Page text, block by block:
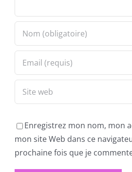
Enregistrez mon nom, mon
mon site Web dans ce
prochaine fois que je